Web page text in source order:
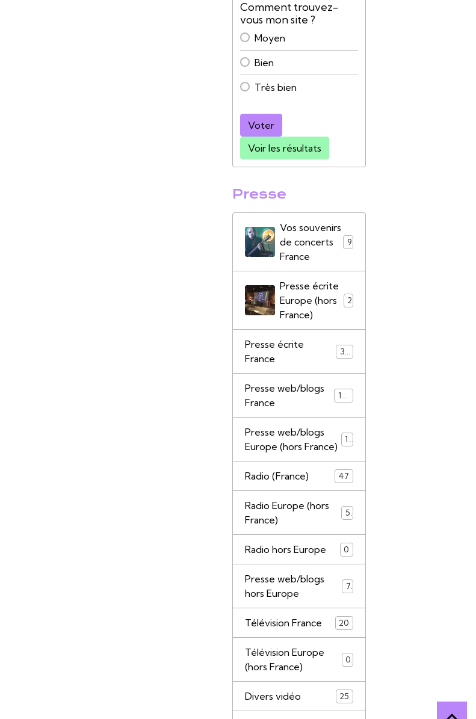
Comment trouvez-
vous mon site ?
Moyen
Bien
Très bien
Voter
Voir les résultats
Presse
Vos souvenirs
de concerts
France
Presse écrite
Europe (hors
France)
Presse écrite
France
39
Presse web/blogs
France
147
Presse web/blogs
Europe (hors France)
17
Radio (France) 47
Radio Europe (hors
France)
5
Radio hors Europe 0
Presse web/blogs
hors Europe
7
Télévision France 20
Télévision Europe
(hors France)
0
Divers vidéo 25